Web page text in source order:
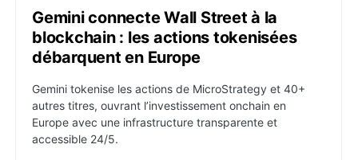
Gemini connecte Wall Street à la
blockchain : les actions tokenisées
débarquent en Europe
Gemini tokenise les actions de MicroStrategy et 40+
autres titres, ouvrant l’investissement onchain en
Europe avec une infrastructure transparente et
accessible 24/5.